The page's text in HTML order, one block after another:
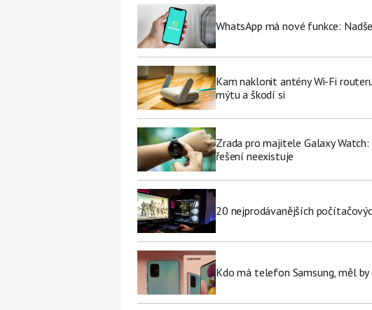
WhatsApp má nové funkce:
Kam naklonit antény Wi-Fi
mýtu a škodí si
Zrada pro majitele Galaxy
řešení neexistuje
20 nejprodávanějších
Kdo má telefon Samsung, měl